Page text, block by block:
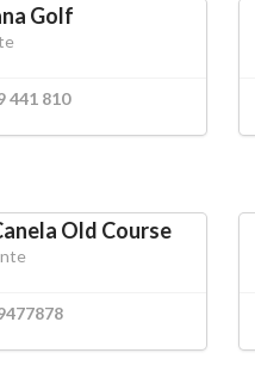
Golf
441 810
Old Course